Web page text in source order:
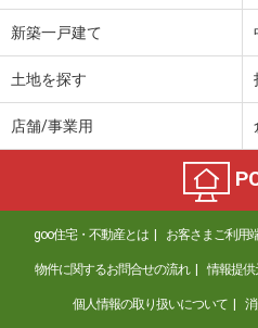
新築一戸建て
土地を探す
店舗/事業用
goo住宅・不動産とは お客さまご利用
物件に関するお問合せの流れ 情報提供
個人情報の取り扱いについて